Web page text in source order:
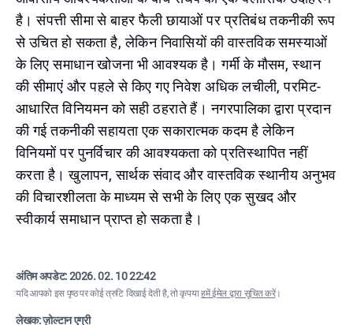
है। संपत्ती सीमा से बाहर फैली छायाओं पर प्रतिबंध तकनीकी रूप
से उचित हो सकता है, लेकिन निवासियों की वास्तविक समस्याओं
के लिए समाधान खोजना भी आवश्यक है। गर्मी के मौसम, स्थान
की सीमाएं और पहले से किए गए निवेश अधिक लचीली, परमिट-
आधारित विनियमन को सही ठहराते हैं। नगरपालिका द्वारा प्रदान
की गई तकनीकी सहायता एक सकारात्मक कदम है लेकिन
विनियमों पर पुनर्विचार की आवश्यकता को प्रतिस्थापित नहीं
करता है। खुलापन, सार्थक संवाद और वास्तविक स्थानीय अनुभव
की विचारशीलता के माध्यम से सभी के लिए एक सुखद और
स्वीकार्य समाधान प्राप्त हो सकता है।
अंतिम अपडेट:2026. 02. 10 22:42
यदि आपको इस पृष्ठ पर कोई त्रुटि दिखाई देती है, तो कृपयाहमें ईमेल द्वारा सूचित करें।
लेखक: ज़ोल्टान एग्री